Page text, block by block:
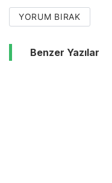
YORUM BIRAK
Benzer Yazılar